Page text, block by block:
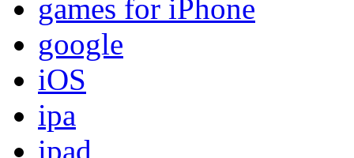
games for iPhone
google
iOS
ipa
ipad